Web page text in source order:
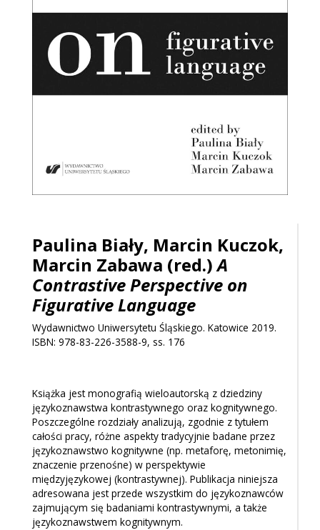
Paulina Biały, Marcin Kuczok,
Marcin Zabawa (red.)A
Contrastive Perspective on
Figurative Language
Wydawnictwo Uniwersytetu Śląskiego. Katowice 2019.
ISBN: 978-83-226-3588-9, ss. 176
Książka jest monografią wieloautorską z dziedziny
językoznawstwa kontrastywnego oraz kognitywnego.
Poszczególne rozdziały analizują, zgodnie z tytułem
całości pracy, różne aspekty tradycyjnie badane przez
językoznawstwo kognitywne (np. metaforę, metonimię,
znaczenie przenośne) w perspektywie
międzyjęzykowej (kontrastywnej). Publikacja niniejsza
adresowana jest przede wszystkim do językoznawców
zajmującym się badaniami kontrastywnymi, a także
językoznawstwem kognitywnym.